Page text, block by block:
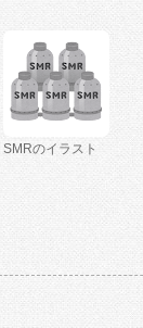
SMRのイラスト